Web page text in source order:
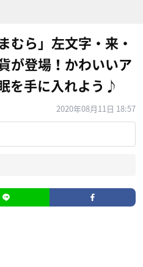
むら」左文字・来・
が登場！かわいいア
を手に入れよう♪
2020年08月11日 18:57